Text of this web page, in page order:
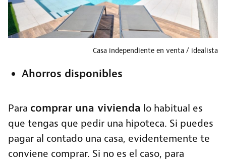
Casa independiente en venta idealista
Ahorros disponibles
Para comprar una vivienda lo habitual es
que tengas que pedir una hipoteca. Si puedes
pagar al contado una casa, evidentemente te
conviene comprar. Si no es el caso, para